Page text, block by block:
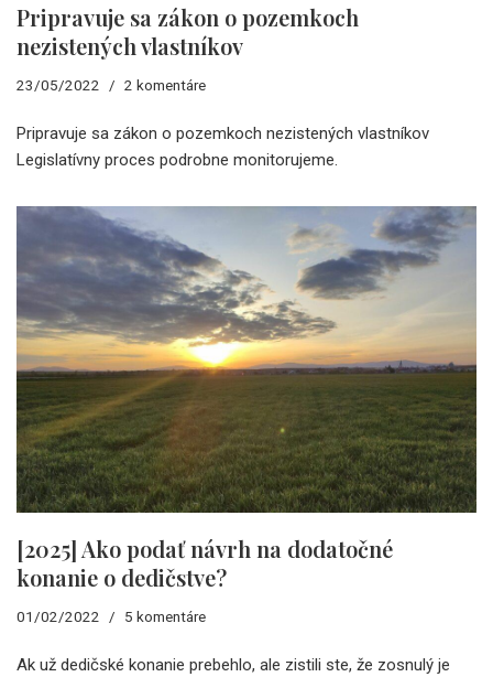
Pripravuje sa zákon o pozemkoch
nezistených vlastníkov
23/05/2022 2 komentáre
Pripravuje sa zákon o pozemkoch nezistených vlastníkov
Legislatívny proces podrobne monitorujeme.
[2025] Ako podať návrh na dodatočné
konanie o dedičstve?
01/02/2022 5 komentáre
Ak už dedičské konanie prebehlo, ale zistili ste, že zosnulý je